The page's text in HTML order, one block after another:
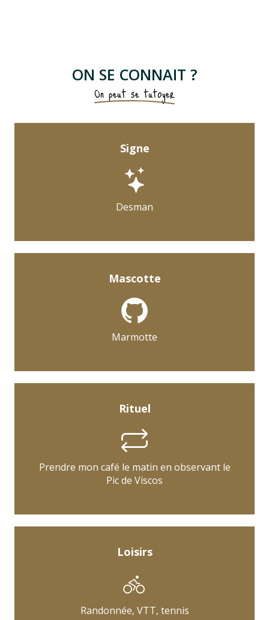
ON SE CONNAIT ?
On peut se tutoyer
Signe
Desman
Mascotte
Marmotte
Rituel
Prendre mon café le matin en observant le
Pic de Viscos
Loisirs
Randonnée, VTT, tennis